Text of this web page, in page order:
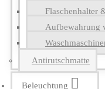
Flaschenhalter
Aufbewahrung
Antirutschmatte
Beleuchtung